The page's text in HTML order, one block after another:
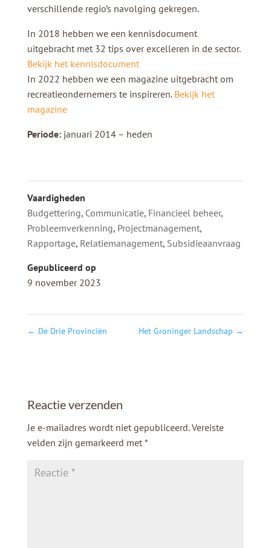
verschillende regio’s navolging gekregen.
In 2018 hebben we een kennisdocument
uitgebracht met 32 tips over excelleren in de sector.
Bekijk het kennisdocument
In 2022 hebben we een magazine uitgebracht om
recreatieondernemers te inspireren. Bekijk het
magazine
Periode:januari 2014 – heden
Vaardigheden
Budgettering, Communicatie, Financieel beheer,
Probleemverkenning, Projectmanagement,
Rapportage, Relatiemanagement, Subsidieaanvraag
Gepubliceerd op
9 november 2023
← De Drie Provinciën Het Groninger Landschap →
Reactie verzenden
Je e-mailadres wordt niet gepubliceerd. Vereiste
velden zijn gemarkeerd met *